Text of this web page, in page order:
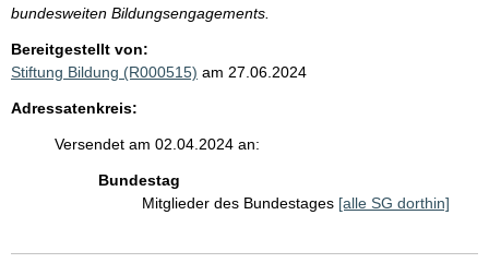
bundesweiten Bildungsengagements.
Bereitgestellt von:
Stiftung Bildung (R000515) am 27.06.2024
Adressatenkreis:
Versendet am 02.04.2024 an:
Bundestag
Mitglieder des Bundestages [alle SG dorthin]